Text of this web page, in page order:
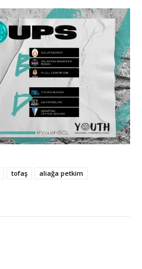
tofaş
aliağa petkim